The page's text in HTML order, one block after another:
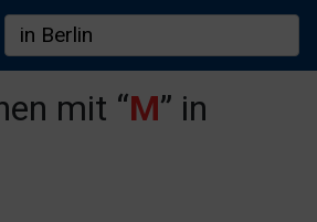
mit “M” in